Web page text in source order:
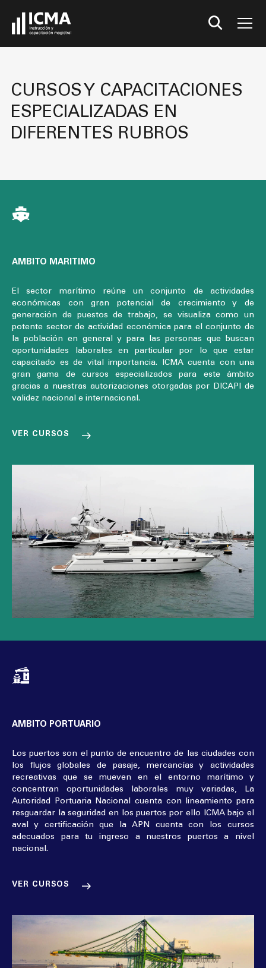
CURSOS Y CAPACITACIONES
ESPECIALIZADAS EN
DIFERENTES RUBROS
AMBITO MARITIMO
El sector marítimo reúne un conjunto de actividades
económicas con gran potencial de crecimiento y de
generación de puestos de trabajo, se visualiza como un
potente sector de actividad económica para el conjunto de
la población en general y para las personas que buscan
oportunidades laborales en particular por lo que estar
capacitado es de vital importancia. ICMA cuenta con una
gran gama de cursos especializados para este ámbito
gracias a nuestras autorizaciones otorgadas por DICAPI de
validez nacional e internacional.
VER CURSOS
AMBITO PORTUARIO
Los puertos son el punto de encuentro de las ciudades con
los flujos globales de pasaje, mercancías y actividades
recreativas que se mueven en el entorno marítimo y
concentran oportunidades laborales muy variadas, La
Autoridad Portuaria Nacional cuenta con lineamiento para
resguardar la seguridad en los puertos por ello ICMA bajo el
aval y certificación que la APN cuenta con los cursos
adecuados para tu ingreso a nuestros puertos a nivel
nacional.
VER CURSOS